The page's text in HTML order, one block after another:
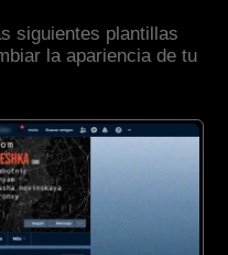
siguientes plantillas
la apariencia de tu